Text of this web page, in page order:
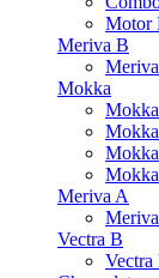
Motor
Meriva B
Mokka
Meriva A
Vectra B
Vectra